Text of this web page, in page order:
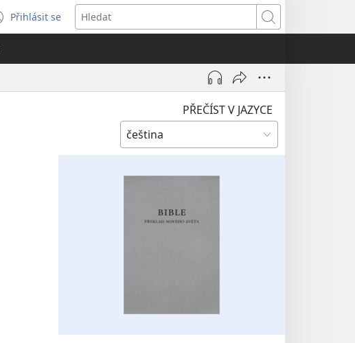
Přihlásit se
(otevřeno
nové
Hledat
PŘEČÍST V JAZYCE